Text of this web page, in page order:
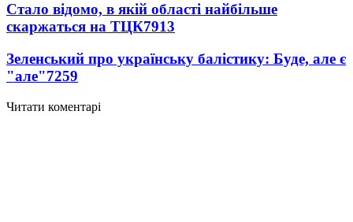
Стало відомо, в якій області найбільше
скаржаться на ТЦК7913
Зеленський про українську балістику: Буде, але є
"але"7259
Читати коментарі